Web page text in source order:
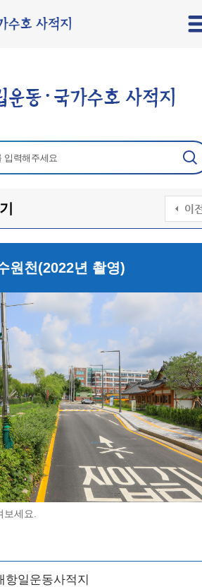
원천(2022년 촬영)
세요.
항일운동사적지